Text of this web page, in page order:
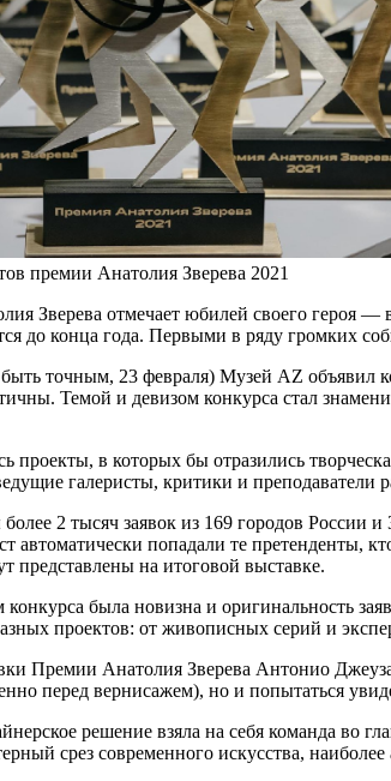
премии Анатолия Зверева 2021
Зверева отмечает юбилей своего героя —
до конца года. Первыми в ряду громких
точным, 23 февраля) Музей AZ объявил
Темой и девизом конкурса стал
проекты, в которых бы отразились
галеристы, критики и преподаватели
2 тысяч заявок из 169 городов России
автоматически попадали те претенденты,
представлены на итоговой выставке.
была новизна и оригинальность
проектов: от живописных серий и
Премии Анатолия Зверева Антонио
перед вернисажем), но и попытаться
решение взяла на себя команда
срез современного искусства,